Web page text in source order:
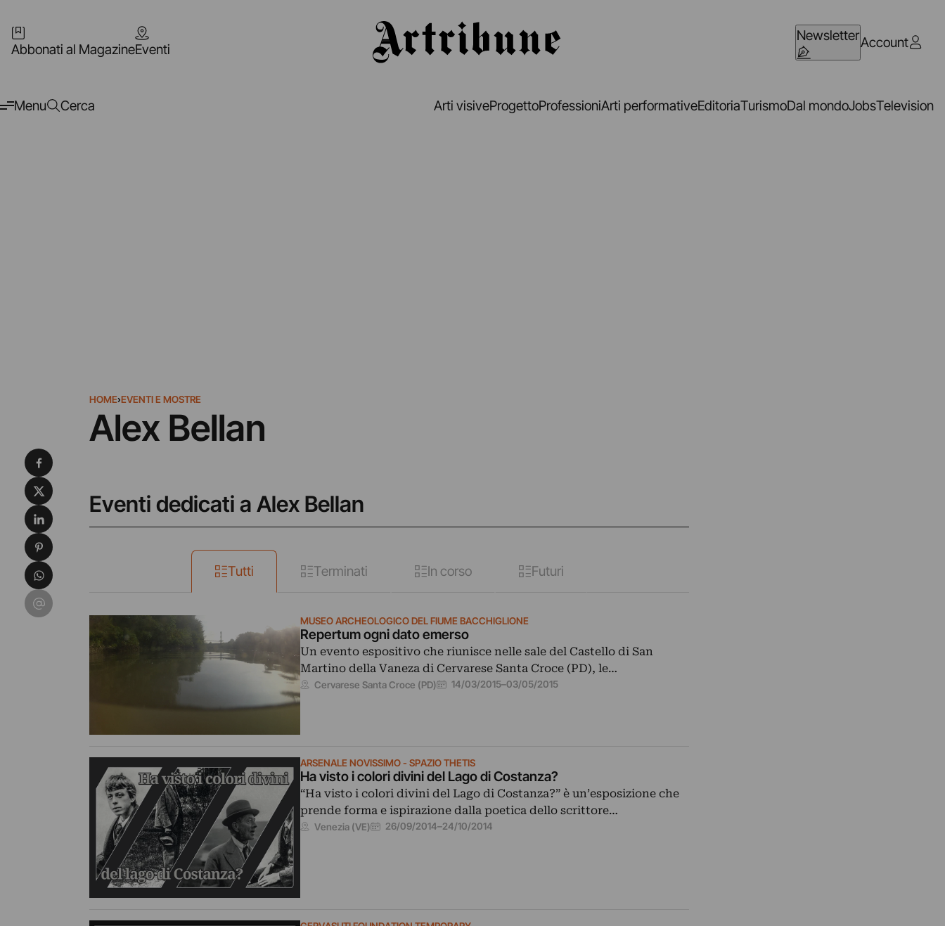
Abbonati al MagazineEventi
NewsletterAccount
Menu Cerca Arti visiveProgettoProfessioniArti performativeEditoriaTurismoDal mondoJobsTelevision
HOME›EVENTI E MOSTRE
Alex Bellan
Eventi dedicati a Alex Bellan
Tutti Terminati In corso Futuri
MUSEO ARCHEOLOGICO DEL FIUME BACCHIGLIONE
Repertum ogni dato emerso
Un evento espositivo che riunisce nelle sale del Castello di San
Martino della Vaneza di Cervarese Santa Croce (PD), le…
Cervarese Santa Croce (PD) 14/03/2015–03/05/2015
ARSENALE NOVISSIMO - SPAZIO THETIS
Ha visto i colori divini del Lago di Costanza?
“Ha visto i colori divini del Lago di Costanza?” è un’esposizione che
prende forma e ispirazione dalla poetica dello scrittore…
Venezia (VE) 26/09/2014–24/10/2014
Condividi su Facebook
Condividi su X
Condividi su LinkedIn
Condividi su Pinterest
Condividi su WhatsApp
Condividi su Email